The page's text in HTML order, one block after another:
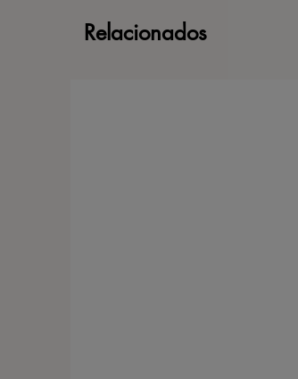
Relacionados